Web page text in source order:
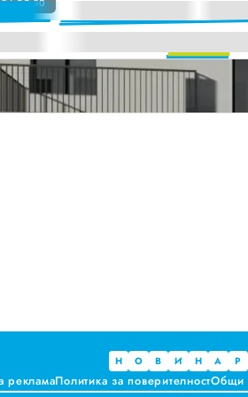
Предлагат ли някакви хранителни ползи?
които не ни ценят
ръководители на болници и общински
| 09:50
Н О В И Н А Р
рекламаПолитика за поверителностОбщи